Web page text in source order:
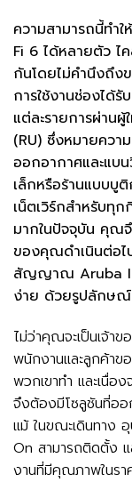
ความสามารถนี้ทำ
Fi 6 ได้หลายตัว ไ
กันโดยไม่คำนึงถึง
การใช้งานช่องได้รั
แต่ละรายการผ่าน
(RU) ซึ่งหมายควา
ออกอากาศและแบ
เล็กหรือร้านแบบ
เน็ตเวิร์กสำหรับทุ
มากในปัจจุบัน คุณ
ของคุณดำเนินต่อไ
สัญญาณ Aruba
ง่าย ด้วยรูปลักษณ์
ไม่ว่าคุณจะเป็นเจ้า
พนักงานและลูกค้าข
พวกเขาทำ และเนื่
จึงต้องมีโซลูชันที่ออ
แม้ ในขณะเดินทา
On สามารถติดตั้ง
งานที่มีคุณภาพในรา